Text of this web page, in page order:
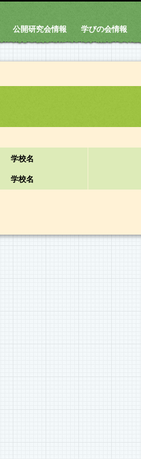
公開研究会情報 学びの会情報
学校名
学校名